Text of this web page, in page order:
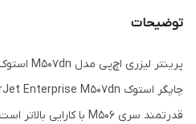
توضیحات
پرینتر لیزری اچ‌پی مدل M507dn استوک
قدرتمند سری M506 با کارایی بالاتر است.